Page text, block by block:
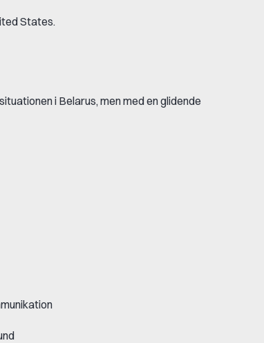
States.
i Belarus, men med en glidende